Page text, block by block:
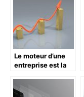
Le moteur d’une
entreprise est la